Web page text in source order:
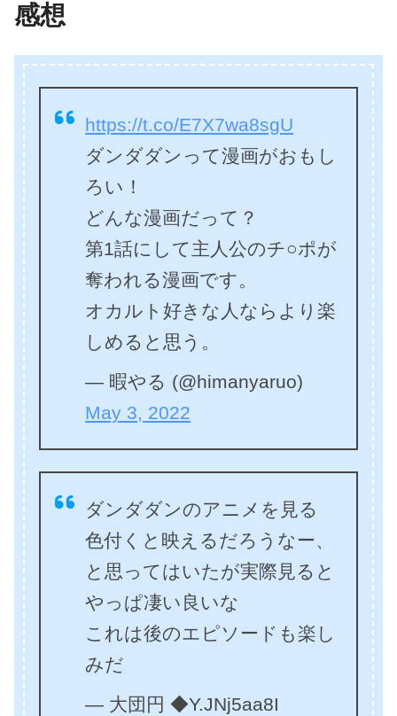
感想
https://t.co/E7X7wa8sgU
ダンダダンって漫画がおもし
ろい！
どんな漫画だって？
第1話にして主人公のチ○ポが
奪われる漫画です。
オカルト好きな人ならより楽
しめると思う。
— 暇やる (@himanyaruo)
May 3, 2022
ダンダダンのアニメを見る
色付くと映えるだろうなー、
と思ってはいたが実際見ると
やっぱ凄い良いな
これは後のエピソードも楽し
みだ
— 大団円 ◆Y.JNj5aa8I